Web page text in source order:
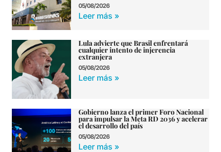
05/08/2026
Leer más »
Lula advierte que Brasil enfrentará
cualquier intento de injerencia
extranjera
05/08/2026
Leer más »
Gobierno lanza el primer Foro Nacional
para impulsar la Meta RD 2036 y acelerar
el desarrollo del país
05/08/2026
Leer más »